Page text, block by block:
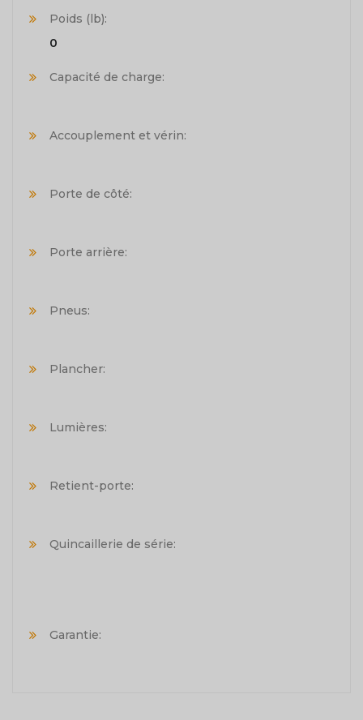
Poids (lb):
0
Capacité de charge:
Accouplement et vérin:
Porte de côté:
Porte arrière:
Pneus:
Plancher:
Lumières:
Retient-porte:
Quincaillerie de série:
Garantie: